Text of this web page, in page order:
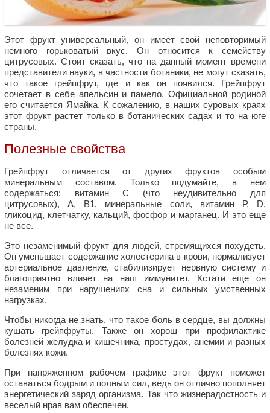
Этот фрукт универсальный, он имеет свой неповторимый
немного горьковатый вкус. Он относится к семейству
цитрусовых. Стоит сказать, что на данный момент времени
представители науки, в частности ботаники, не могут сказать,
что такое грейпфрут, где и как он появился. Грейпфрут
сочетает в себе апельсин и памело. Официальной родиной
его считается Ямайка. К сожалению, в наших суровых краях
этот фрукт растет только в ботанических садах и то на юге
страны.
Полезные свойства
Грейпфрут отличается от других фруктов особым
минеральным составом. Только подумайте, в нем
содержаться: витамин С (что неудивительно для
цитрусовых), А, В1, минеральные соли, витамин Р, D,
гликоцид, клетчатку, кальций, фосфор и марганец. И это еще
не все.
Это незаменимый фрукт для людей, стремящихся похудеть.
Он уменьшает содержание холестерина в крови, нормализует
артериальное давление, стабилизирует нервную систему и
благоприятно влияет на наш иммунитет. Кстати еще он
незаменим при нарушениях сна и сильных умственных
нагрузках.
Чтобы никогда не знать, что такое боль в сердце, вы должны
кушать грейпфруты. Также он хорош при профилактике
болезней желудка и кишечника, простудах, анемии и разных
болезнях кожи.
При напряженном рабочем графике этот фрукт поможет
оставаться бодрым и полным сил, ведь он отлично пополняет
энергетический заряд организма. Так что жизнерадостность и
веселый нрав вам обеспечен.